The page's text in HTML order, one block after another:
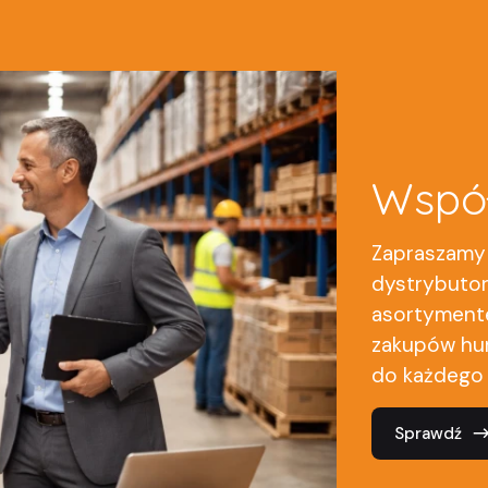
zakupów
do
Sprawdź